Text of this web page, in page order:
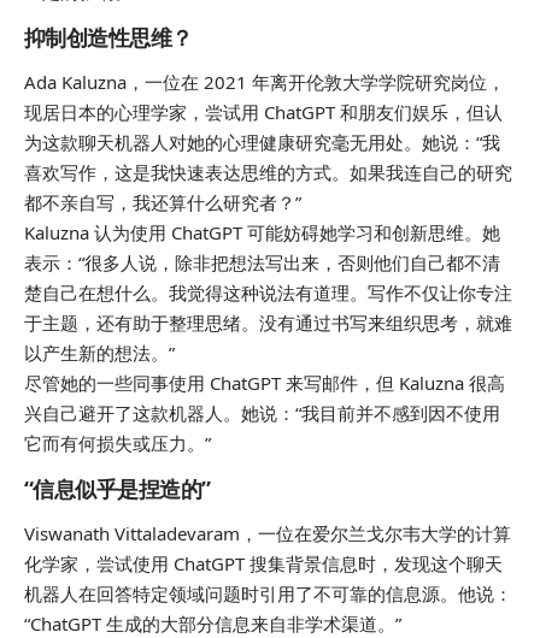
抑制创造性思维？
Ada Kaluzna，一位在 2021 年离开伦敦大学学院研究岗位，
现居日本的心理学家，尝试用 ChatGPT 和朋友们娱乐，但认
为这款聊天机器人对她的心理健康研究毫无用处。她说：“我
喜欢写作，这是我快速表达思维的方式。如果我连自己的研究
都不亲自写，我还算什么研究者？”
Kaluzna 认为使用 ChatGPT 可能妨碍她学习和创新思维。她
表示：“很多人说，除非把想法写出来，否则他们自己都不清
楚自己在想什么。我觉得这种说法有道理。写作不仅让你专注
于主题，还有助于整理思绪。没有通过书写来组织思考，就难
以产生新的想法。”
尽管她的一些同事使用 ChatGPT 来写邮件，但 Kaluzna 很高
兴自己避开了这款机器人。她说：“我目前并不感到因不使用
它而有何损失或压力。”
“信息似乎是捏造的”
Viswanath Vittaladevaram，一位在爱尔兰戈尔韦大学的计算
化学家，尝试使用 ChatGPT 搜集背景信息时，发现这个聊天
机器人在回答特定领域问题时引用了不可靠的信息源。他说：
“ChatGPT 生成的大部分信息来自非学术渠道。”